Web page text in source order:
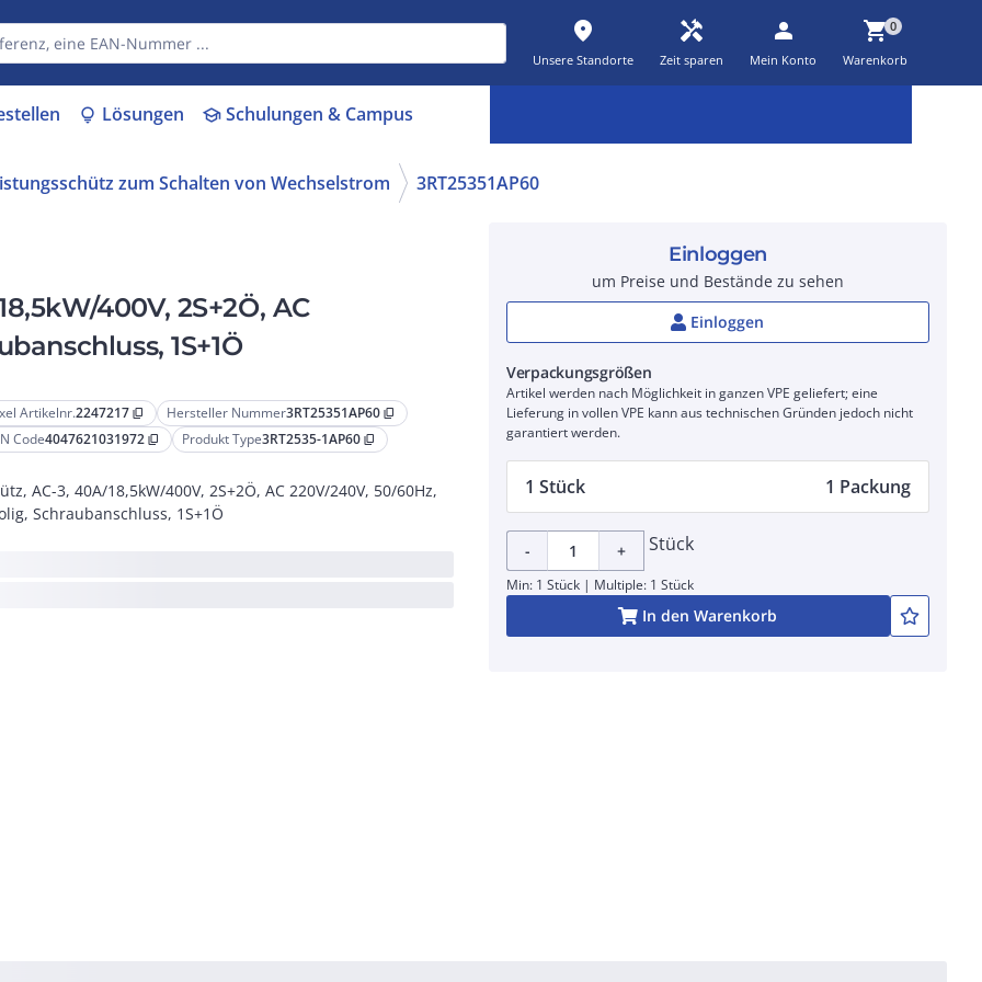
place
Unsere Standorte
handyman
Zeit sparen
person
Mein Konto
shopping_cart0
Warenkorb
lightbulb Lösungen schoolSchulungen & Campus
zum Schalten von Wechselstrom 3RT25351AP60
400V, 2S+2Ö, AC
1S+1Ö
Artikelnr.2247217 content_copy Hersteller Nummer3RT25351AP60 content_copy
Code4047621031972 content_copy Produkt Type3RT2535-1AP60 content_copy
AC-3, 40A/18,5kW/400V, 2S+2Ö, AC 220V/240V, 50/60Hz,
Schraubanschluss, 1S+1Ö
Einloggen
um Preise und Bestände zu sehen
Einloggen
Verpackungsgrößen
Artikel werden nach Möglichkeit in ganzen VPE geliefert; eine
Lieferung in vollen VPE kann aus technischen Gründen jedoch nicht
garantiert werden.
1 Stück 1 Packung
- + Stück
Min: 1 Stück | Multiple: 1 Stück
In den Warenkorb